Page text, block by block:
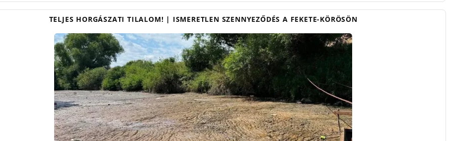
TELJES HORGÁSZATI TILALOM! | ISMERETLEN SZENNYEZŐDÉS A FEKETE-KÖRÖSÖN